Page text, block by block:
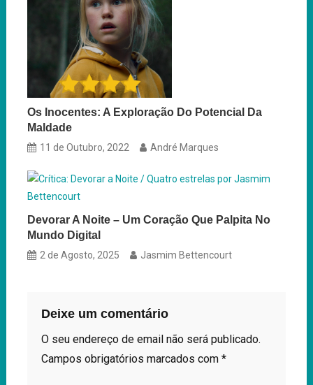
Os Inocentes: A Exploração Do Potencial Da
Maldade
11 de Outubro, 2022 André Marques
Devorar A Noite – Um Coração Que Palpita No
Mundo Digital
2 de Agosto, 2025 Jasmim Bettencourt
Deixe um comentário
O seu endereço de email não será publicado.
Campos obrigatórios marcados com *